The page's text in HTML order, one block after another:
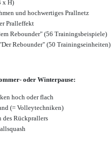
x H)
und hochwertiges Prallnetz
Pralleffekt
Rebounder" (56 Trainingsbeispiele)
Rebounder" (50 Trainingseinheiten)
oder Winterpause:
hoch oder flach
(= Volleytechniken)
des Rückprallers